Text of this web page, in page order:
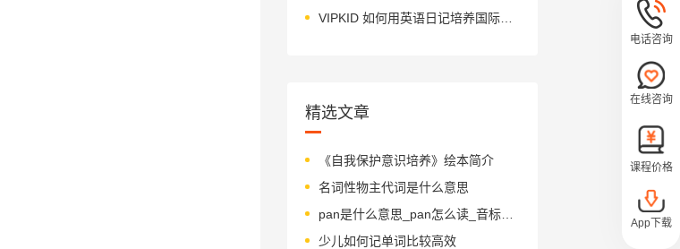
VIPKID 如何用英语日记培养国际化人才？
精选文章
《自我保护意识培养》绘本简介
名词性物主代词是什么意思
pan是什么意思_pan怎么读_音标pæn
少儿如何记单词比较高效
电话咨询
在线咨询
课程价格
App下载